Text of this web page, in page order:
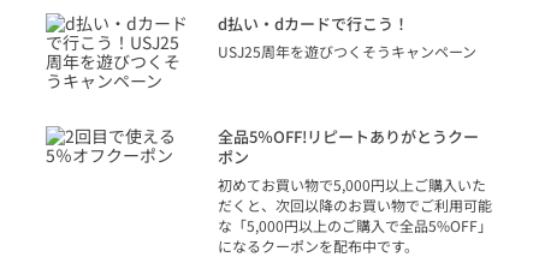
d払い・dカードで行こう！
USJ25周年を遊びつくそうキャンペーン
全品5％OFF!リピートありがとうクー
ポン
初めてお買い物で5,000円以上ご購入いた
だくと、次回以降のお買い物でご利用可能
な「5,000円以上のご購入で全品5%OFF」
になるクーポンを配布中です。